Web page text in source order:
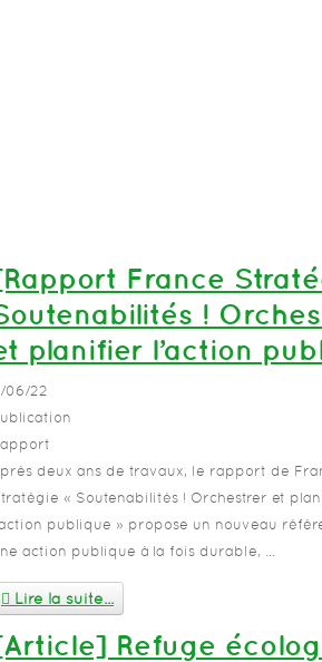
France
!
planifier l’action
06/22
deux ans de travaux, le rapport de
« Soutenabilités ! Orchestrer et
publique » propose un nouveau
action publique à la fois durable, ...
Lire la suite...
Refuge